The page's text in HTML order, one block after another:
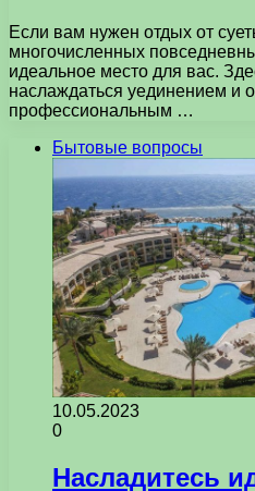
Если вам нужен отдых от
многочисленных
идеальное место для вас.
наслаждаться уединением и
профессиональным …
Бытовые вопросы
10.05.2023
0
Насладитесь